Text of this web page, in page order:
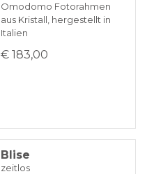
Omodomo Fotorahmen
aus Kristall, hergestellt in
Italien
€ 183,00
Blise
zeitlos